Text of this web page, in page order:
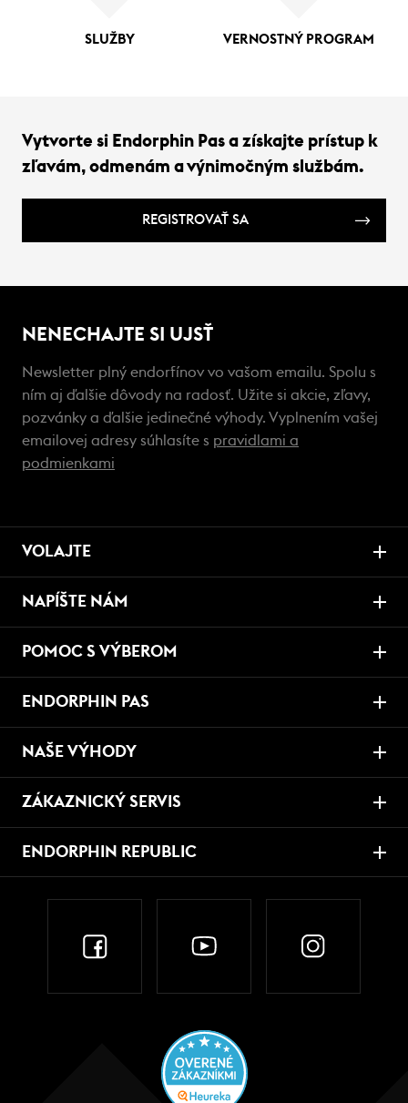
SLUŽBY VERNOSTNÝ PROGRAM
Vytvorte si Endorphin Pas a získajte prístup k
zľavám, odmenám a výnimočným službám.
REGISTROVAŤ SA
NENECHAJTE SI UJSŤ
Newsletter plný endorfínov vo vašom emailu. Spolu s
ním aj ďalšie dôvody na radosť. Užite si akcie, zľavy,
pozvánky a ďalšie jedinečné výhody. Vyplnením vašej
emailovej adresy súhlasíte s pravidlami a
podmienkami
VOLAJTE
NAPÍŠTE NÁM
POMOC S VÝBEROM
ENDORPHIN PAS
NAŠE VÝHODY
ZÁKAZNICKÝ SERVIS
ENDORPHIN REPUBLIC